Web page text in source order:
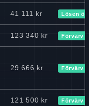
41 111 kr Lösen
123 340 kr Förvärv
29 666 kr Förvärv
121 500 kr Förvärv